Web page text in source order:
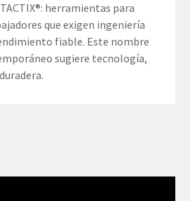
herramientas para
que exigen ingeniería
fiable. Este nombre
sugiere tecnología,